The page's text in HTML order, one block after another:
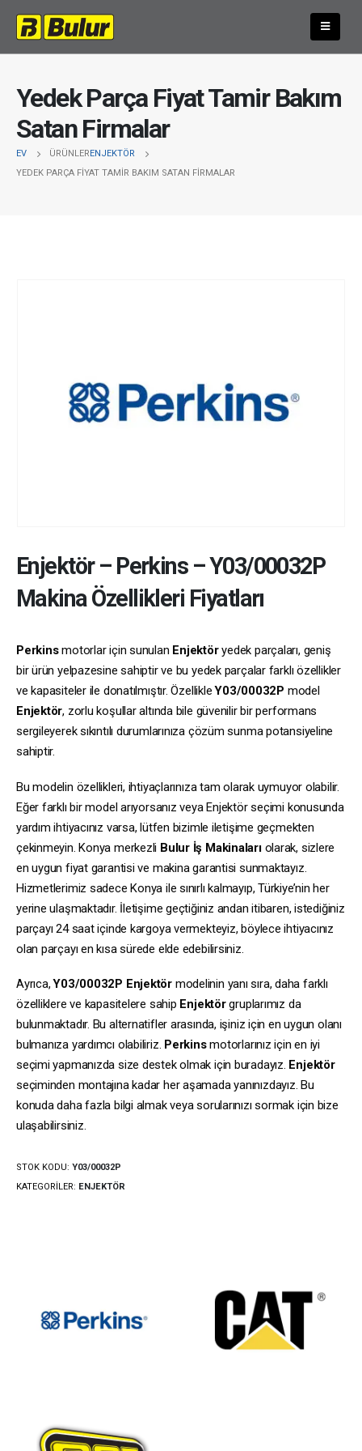
Yedek Parça Fiyat Tamir Bakım
Satan Firmalar
EV ÜRÜNLERENJEKTÖR
YEDEK PARÇA FIYAT TAMIR BAKIM SATAN FIRMALAR
Enjektör– Perkins–Y03/00032P
Makina Özellikleri Fiyatları
Perkinsmotorlar için sunulan Enjektöryedek parçaları, geniş
bir ürün yelpazesine sahiptir ve bu yedek parçalar farklı özellikler
ve kapasiteler ile donatılmıştır. ÖzellikleY03/00032P model
Enjektör, zorlu koşullar altında bile güvenilir bir performans
sergileyerek sıkıntılı durumlarınıza çözüm sunma potansiyeline
sahiptir.
Bu modelin özellikleri, ihtiyaçlarınıza tam olarak uymuyor olabilir.
Eğer farklı bir model arıyorsanız veya Enjektör seçimi konusunda
yardım ihtiyacınız varsa, lütfen bizimle iletişime geçmekten
çekinmeyin. Konya merkezli Bulur İş Makinalarıolarak, sizlere
en uygun fiyat garantisi ve makina garantisi sunmaktayız.
Hizmetlerimiz sadece Konya ile sınırlı kalmayıp, Türkiye’nin her
yerine ulaşmaktadır. İletişime geçtiğiniz andan itibaren, istediğiniz
parçayı 24 saat içinde kargoya vermekteyiz, böylece ihtiyacınız
olan parçayı en kısa sürede elde edebilirsiniz.
Ayrıca,Y03/00032P Enjektör modelinin yanı sıra, daha farklı
özelliklere ve kapasitelere sahip Enjektörgruplarımız da
bulunmaktadır. Bu alternatifler arasında, işiniz için en uygun olanı
bulmanıza yardımcı olabiliriz. Perkinsmotorlarınız için en iyi
seçimi yapmanızda size destek olmak için buradayız. Enjektör
seçiminden montajına kadar her aşamada yanınızdayız. Bu
konuda daha fazla bilgi almak veya sorularınızı sormak için bize
ulaşabilirsiniz.
STOK KODU: Y03/00032P
KATEGORILER: ENJEKTÖR